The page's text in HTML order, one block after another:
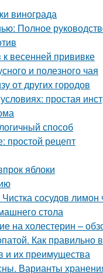
винограда
Полное
весенней прививке
и полезного чая
от других городов
простая
способ
простой рецепт
яблоки
сосудов лимон
стола
на холестерин –
Как правильно
и их преимущества
Варианты